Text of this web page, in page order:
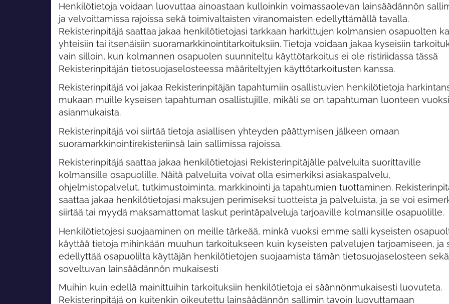
Henkilötietoja voidaan luovuttaa ainoastaan kulloinkin voimassaolevan lainsäädännön
ja velvoittamissa rajoissa sekä toimivaltaisten viranomaisten edellyttämällä tavalla.
Rekisterinpitäjä saattaa jakaa henkilötietojasi tarkkaan harkittujen kolmansien osapuolten
yhteisiin tai itsenäisiin suoramarkkinointitarkoituksiin. Tietoja voidaan jakaa kyseisiin
vain silloin, kun kolmannen osapuolen suunniteltu käyttötarkoitus ei ole ristiriidassa tässä
Rekisterinpitäjän tietosuojaselosteessa määriteltyjen käyttötarkoitusten kanssa.
Rekisterinpitäjä voi jakaa Rekisterinpitäjän tapahtumiin osallistuvien henkilötietoja
mukaan muille kyseisen tapahtuman osallistujille, mikäli se on tapahtuman luonteen vuoksi
asianmukaista.
Rekisterinpitäjä voi siirtää tietoja asiallisen yhteyden päättymisen jälkeen omaan
suoramarkkinointirekisteriinsä lain sallimissa rajoissa.
Rekisterinpitäjä saattaa jakaa henkilötietojasi Rekisterinpitäjälle palveluita suorittaville
kolmansille osapuolille. Näitä palveluita voivat olla esimerkiksi asiakaspalvelu,
ohjelmistopalvelut, tutkimustoiminta, markkinointi ja tapahtumien tuottaminen.
saattaa jakaa henkilötietojasi maksujen perimiseksi tuotteista ja palveluista, ja se voi
siirtää tai myydä maksamattomat laskut perintäpalveluja tarjoaville kolmansille osapuolille.
Henkilötietojesi suojaaminen on meille tärkeää, minkä vuoksi emme salli kyseisten
käyttää tietoja mihinkään muuhun tarkoitukseen kuin kyseisten palvelujen tarjoamiseen, ja
edellyttää osapuolilta käyttäjän henkilötietojen suojaamista tämän tietosuojaselosteen sekä
soveltuvan lainsäädännön mukaisesti
Muihin kuin edellä mainittuihin tarkoituksiin henkilötietoja ei säännönmukaisesti luovuteta.
Rekisterinpitäjä on kuitenkin oikeutettu lainsäädännön sallimin tavoin luovuttamaan